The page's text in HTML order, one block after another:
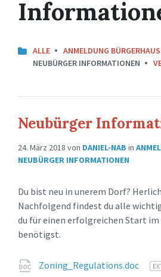
ALLE ANMELDUNG BÜRGERHAUS
NEUBÜRGER INFORMATIONEN
Neubürger
24. März 2018 von DANIEL-NAB in
NEUBÜRGER INFORMATIONEN
Du bist neu in unerem Dorf?
Nachfolgend findest du alle
du für einen erfolgreichen Start
benötigst.
Attachments
Zoning_Regulations.doc